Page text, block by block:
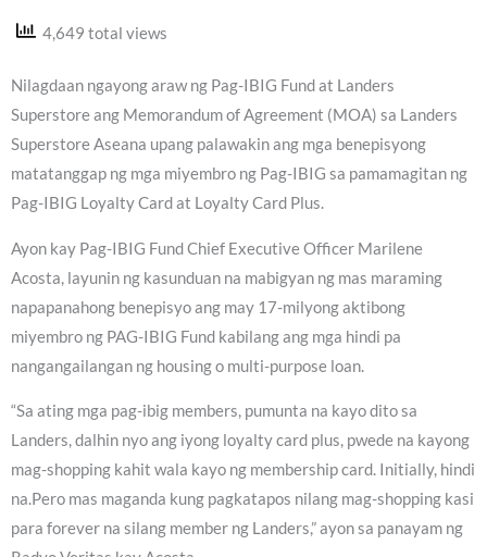
4,649 total views
Nilagdaan ngayong araw ng Pag-IBIG Fund at Landers
Superstore ang Memorandum of Agreement (MOA) sa Landers
Superstore Aseana upang palawakin ang mga benepisyong
matatanggap ng mga miyembro ng Pag-IBIG sa pamamagitan ng
Pag-IBIG Loyalty Card at Loyalty Card Plus.
Ayon kay Pag-IBIG Fund Chief Executive Officer Marilene
Acosta, layunin ng kasunduan na mabigyan ng mas maraming
napapanahong benepisyo ang may 17-milyong aktibong
miyembro ng PAG-IBIG Fund kabilang ang mga hindi pa
nangangailangan ng housing o multi-purpose loan.
“Sa ating mga pag-ibig members, pumunta na kayo dito sa
Landers, dalhin nyo ang iyong loyalty card plus, pwede na kayong
mag-shopping kahit wala kayo ng membership card. Initially, hindi
na.Pero mas maganda kung pagkatapos nilang mag-shopping kasi
para forever na silang member ng Landers,” ayon sa panayam ng